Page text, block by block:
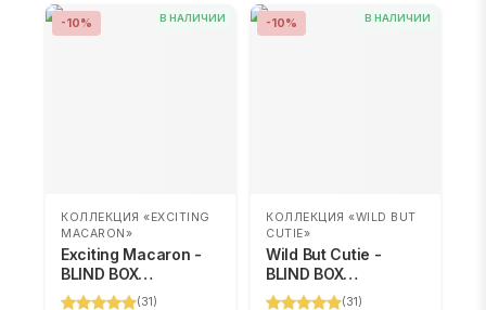
В НАЛИЧИИ
-10%
КОЛЛЕКЦИЯ «EXCITING
MACARON»
Exciting Macaron -
BLIND BOX
(случайный цвет)
(31)
В НАЛИЧИИ
-10%
КОЛЛЕКЦИЯ «WILD BUT
CUTIE»
Wild But Cutie -
BLIND BOX
(случайный цвет)
(31)